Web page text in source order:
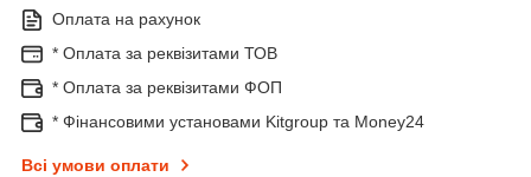
Оплата на рахунок
* Оплата за реквізитами ТОВ
* Оплата за реквізитами ФОП
* Фінансовими установами Kitgroup та Money24
Всі умови оплати